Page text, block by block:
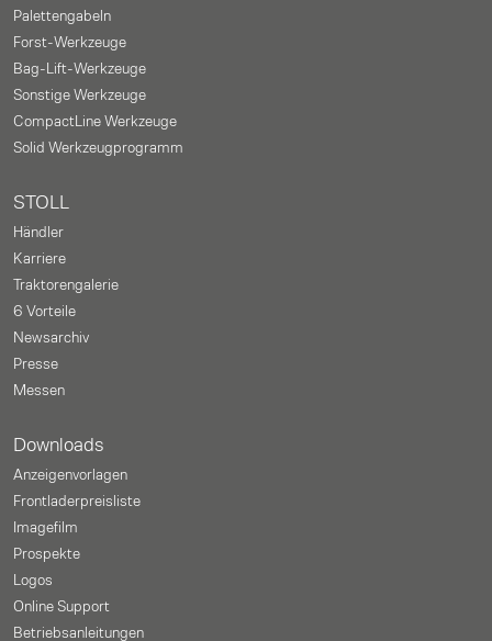
Palettengabeln
Forst-Werkzeuge
Bag-Lift-Werkzeuge
Sonstige Werkzeuge
CompactLine Werkzeuge
Solid Werkzeugprogramm
STOLL
Händler
Karriere
Traktorengalerie
6 Vorteile
Newsarchiv
Presse
Messen
Downloads
Anzeigenvorlagen
Frontladerpreisliste
Imagefilm
Prospekte
Logos
Online Support
Betriebsanleitungen